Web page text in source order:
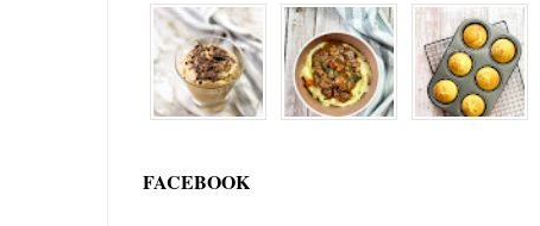
FACEBOOK